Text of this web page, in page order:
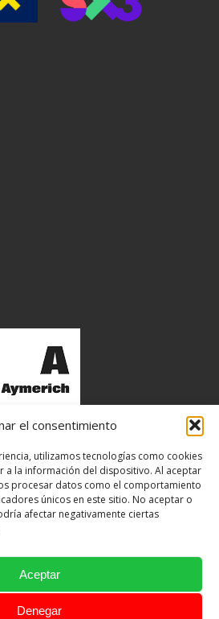
el consentimiento
utilizamos tecnologías como cookies
a la información del dispositivo. Al aceptar
procesar datos como el comportamiento
únicos en este sitio. No aceptar o
afectar negativamente ciertas
Aceptar
Denegar